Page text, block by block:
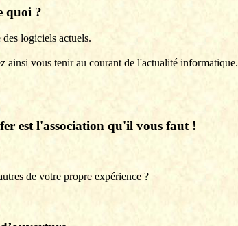
quoi ?
logiciels actuels.
ainsi vous tenir au courant de l'actualité informatique.
est l'association qu'il vous faut !
de votre propre expérience ?